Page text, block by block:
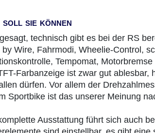
soll sie können
technisch gibt es bei der RS
by Wire, Fahrmodi, Wheelie-Control,
Tempomat,
Farbanzeige ist zwar gut ablesbar,
dürfen. Vor allem der
Sportbike ist das unserer Meinung
Ausstattung führt sich auch